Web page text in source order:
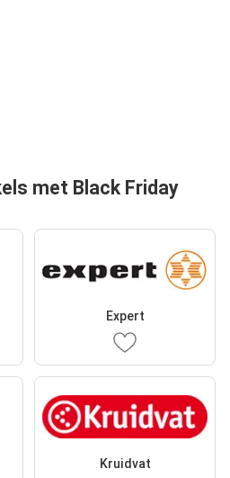
met Black Friday
Expert
Kruidvat